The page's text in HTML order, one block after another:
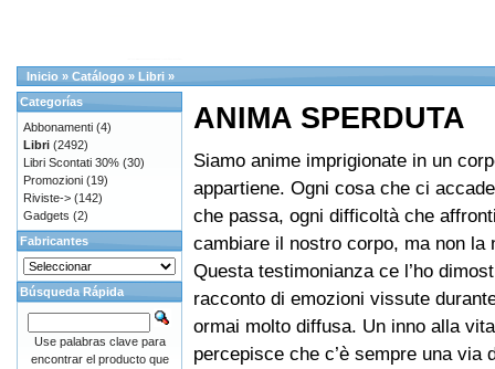
Inicio » Catálogo » Libri »
ANIMA SPERDUTA
Siamo anime imprigionate in un
appartiene. Ogni cosa che ci
che passa, ogni difficoltà che
cambiare il nostro corpo, ma non la
Questa testimonianza ce l’ho
racconto di emozioni vissute
ormai molto diffusa. Un inno alla
percepisce che c’è sempre una via
Categorías
Abbonamenti (4)
Libri (2492)
Libri Scontati 30% (30)
Promozioni (19)
Riviste-> (142)
Gadgets (2)
Fabricantes
Búsqueda Rápida
Use palabras clave para
encontrar el producto que